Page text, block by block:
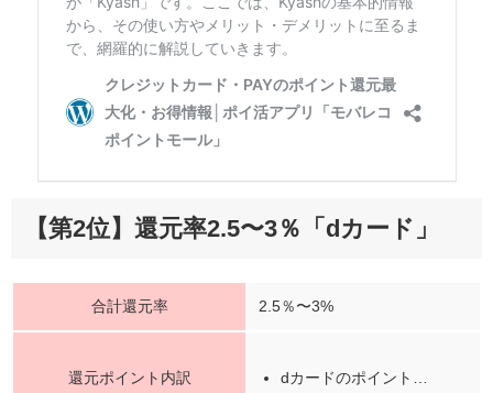
【第2位】還元率2.5〜3％「dカード」
合計還元率 2.5％〜3%
還元ポイント内訳
dカードのポイント…